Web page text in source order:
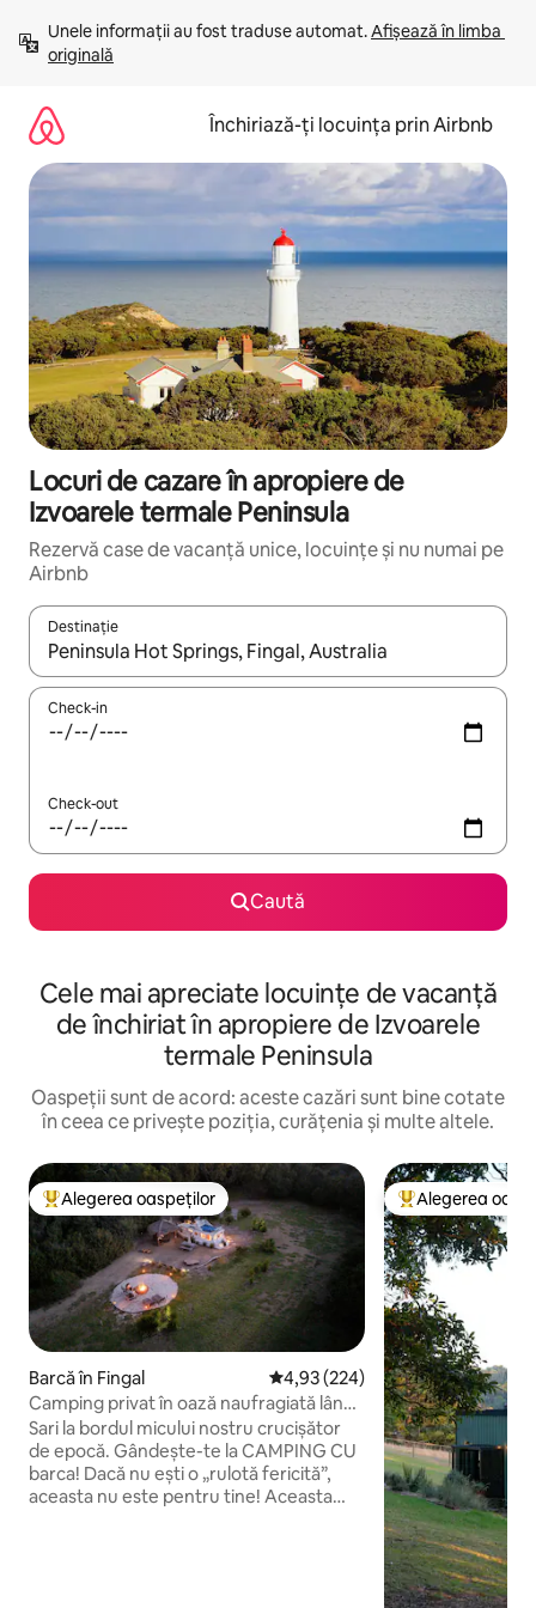
mergi
conținut
Unele informații au fost traduse automat. Afișează în limba
originală
Închiriază-ți locuința prin Airbnb
Locuri de cazare în apropiere de
Izvoarele termale Peninsula
Rezervă case de vacanță unice, locuințe și nu numai pe
Airbnb
Destinație
Când se încarcă rezultatele, navighează folosind tastele
Check-in
Check-out
Caută
Cele mai apreciate locuințe de vacanță
de închiriat în apropiere de Izvoarele
termale Peninsula
Oaspeții sunt de acord: aceste cazări sunt bine cotate
în ceea ce privește poziția, curățenia și multe altele.
Locuință din topul categoriei Alegerea oaspeților
Alegerea oaspeților
Barcă în Fingal Scor mediu de 4,93 din 5, 224
4,93 (224)
Camping privat în oază naufragiată lângă
izvorul termal
Sari la bordul micului nostru crucișător
de epocă. Gândește-te la CAMPING CU
barca! Dacă nu ești o „rulotă fericită”,
aceasta nu este pentru tine! Aceasta
Locuință din
Alegerea